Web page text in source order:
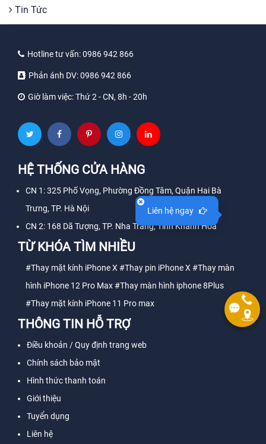
Tin Tức
Hotline tư vấn:0986 942 866
Phản ánh DV:0986 942 866
Giờ làm việc:Thứ 2 - CN, 8h - 20h
HỆ THỐNG CỬA HÀNG
CN 1: 325 Phố Vọng, Phường Đồng Tâm, Quận Hai Bà
Trưng, TP. Hà Nội
CN 2: 168 Dã Tượng, TP. Nha Trang, Tỉnh Khánh Hòa
TỪ KHÓA TÌM NHIỀU
#Thay mặt kính iPhone X #Thay pin iPhone X #Thay màn
hình iPhone 12 Pro Max#Thay màn hình iphone 8Plus
#Thay mặt kính iPhone 11 Pro max
THÔNG TIN HỖ TRỢ
Điều khoản / Quy định trang web
Chính sách bảo mật
Hình thức thanh toán
Giới thiệu
Tuyển dụng
Liên hệ
Liên hệ ngay